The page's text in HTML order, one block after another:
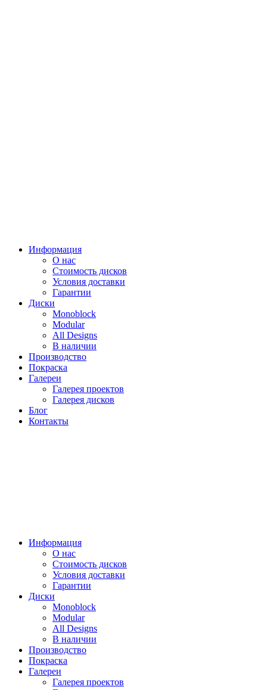
Информация
О нас
Стоимость дисков
Условия доставки
Гарантии
Диски
Monoblock
Modular
All Designs
В наличии
Производство
Покраска
Галереи
Галерея проектов
Галерея дисков
Блог
Контакты
Информация
О нас
Стоимость дисков
Условия доставки
Гарантии
Диски
Monoblock
Modular
All Designs
В наличии
Производство
Покраска
Галереи
Галерея проектов